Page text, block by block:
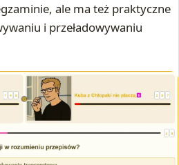
ale ma też praktyczne
i przeładowywaniu